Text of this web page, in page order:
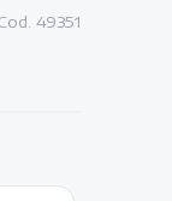
49351